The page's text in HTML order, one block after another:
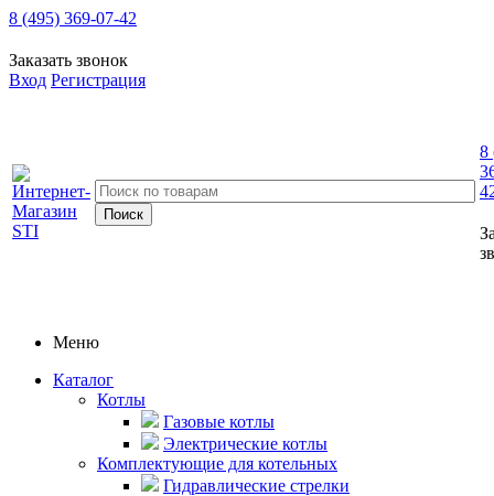
8 (495) 369-07-42
Заказать звонок
Вход Регистрация
8
Меню
Каталог
Котлы
Газовые котлы
Электрические котлы
Комплектующие для котельных
Гидравлические стрелки